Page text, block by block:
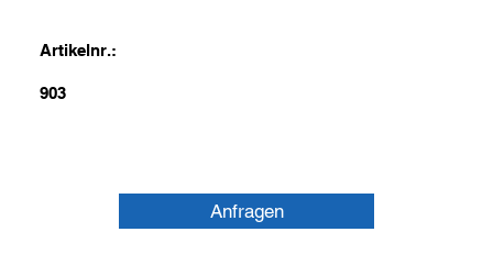
Artikelnr.:
903
Anfragen